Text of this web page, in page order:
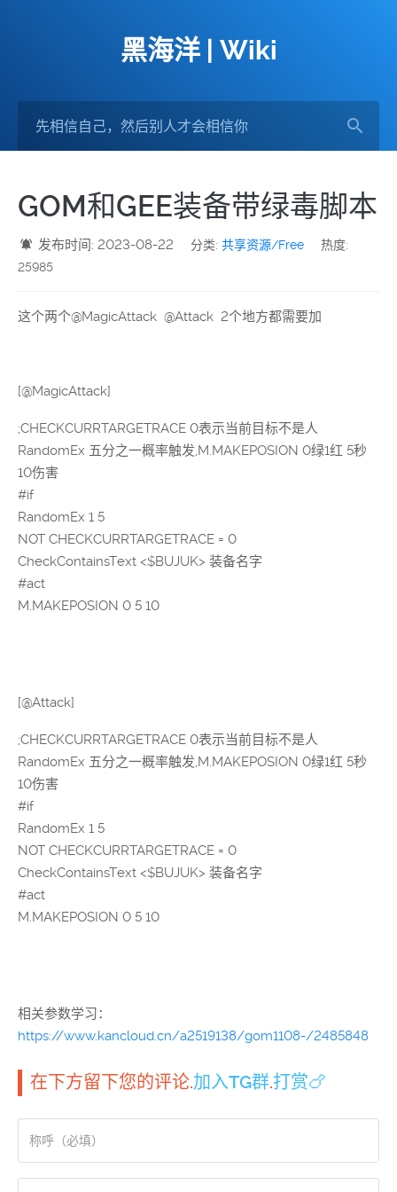
黑海洋 | Wiki
GOM和GEE装备带绿毒脚本
发布时间: 2023-08-22 分类:共享资源/Free
热度:
25985
这个两个@MagicAttack @Attack 2个地方都需要加
[@MagicAttack]
;CHECKCURRTARGETRACE 0表示当前目标不是人
RandomEx 五分之一概率触发,M.MAKEPOSION 0绿1红 5秒
10伤害
#if
RandomEx 1 5
NOT CHECKCURRTARGETRACE = 0
CheckContainsText <$BUJUK> 装备名字
#act
M.MAKEPOSION 0 5 10
[@Attack]
;CHECKCURRTARGETRACE 0表示当前目标不是人
RandomEx 五分之一概率触发,M.MAKEPOSION 0绿1红 5秒
10伤害
#if
RandomEx 1 5
NOT CHECKCURRTARGETRACE = 0
CheckContainsText <$BUJUK> 装备名字
#act
M.MAKEPOSION 0 5 10
相关参数学习：
https://www.kancloud.cn/a2519138/gom1108-/2485848
在下方留下您的评论.加入TG群.打赏🍗